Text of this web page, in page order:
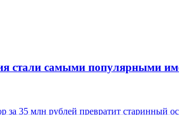
стали самыми популярными